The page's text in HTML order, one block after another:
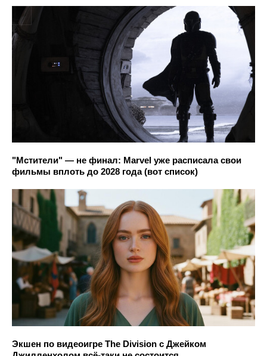
"Мстители" — не финал: Marvel уже расписала свои
фильмы вплоть до 2028 года (вот список)
Экшен по видеоигре The Division с Джейком